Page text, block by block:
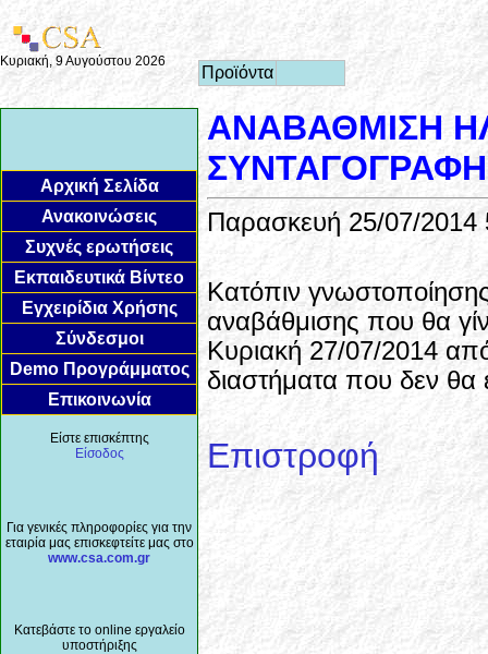
Κυριακή, 9 Αυγούστου 2026
Προϊόντα
Αρχική Σελίδα
Ανακοινώσεις
Συχνές ερωτήσεις
Εκπαιδευτικά Βίντεο
Εγχειρίδια Χρήσης
Σύνδεσμοι
Demo Προγράμματος
Επικοινωνία
Είστε επισκέπτης
Είσοδος
Για γενικές πληροφορίες για την
εταιρία μας επισκεφτείτε μας στο
www.csa.com.gr
Κατεβάστε το online εργαλείο
υποστήριξης
ΑΝΑΒΑΘΜΙΣΗ
Παρασκευή 25/07/2014
Κατόπιν
αναβάθμισης που θα
Κυριακή 27/07/2014
διαστήματα που δεν θα
Επιστροφή